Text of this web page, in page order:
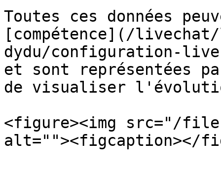
Toutes ces données
[compétence](/
dydu/configuration-
et sont représentées
de visualiser
<figure><img src="/files/